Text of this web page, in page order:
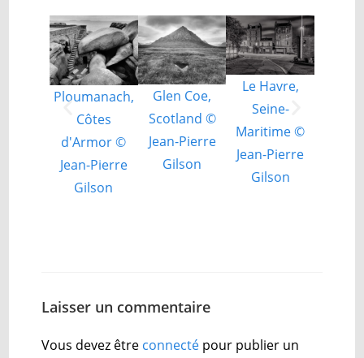
Ploumanach,
Côtes
d'Armor ©
Jean-Pierre
Gilson
Glen Coe,
Scotland ©
Jean-Pierre
Gilson
Le Havre,
Seine-
Maritime ©
Jean-Pierre
Gilson
Laisser un commentaire
Vous devez être connecté pour publier un